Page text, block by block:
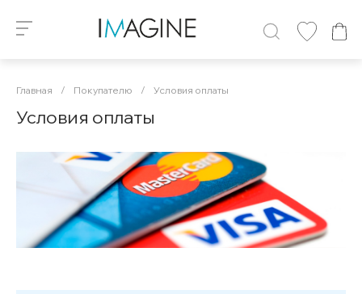
Главная / Покупателю / Условия оплаты
Условия оплаты